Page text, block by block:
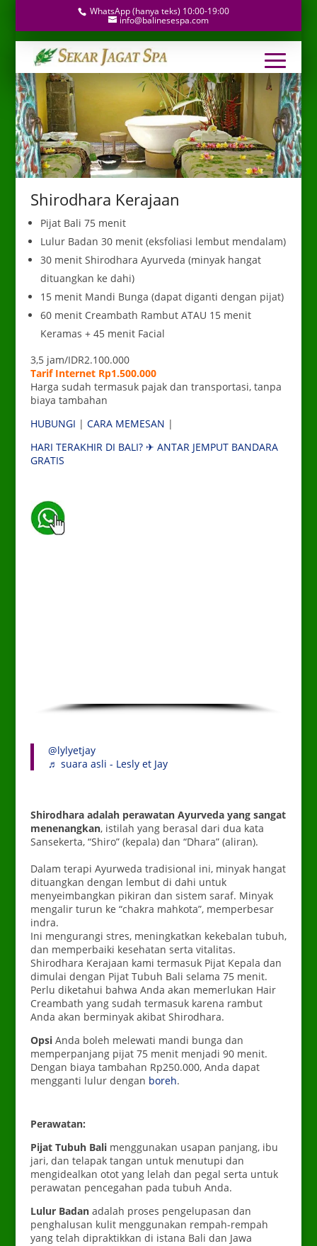
WhatsApp (hanya teks) 10:00-19:00
info@balinesespa.com
Shirodhara Kerajaan
Pijat Bali 75 menit
Lulur Badan 30 menit (eksfoliasi lembut mendalam)
30 menit Shirodhara Ayurveda (minyak hangat
dituangkan ke dahi)
15 menit Mandi Bunga (dapat diganti dengan pijat)
60 menit Creambath Rambut ATAU 15 menit
Keramas + 45 menit Facial
3,5 jam/IDR2.100.000
Tarif Internet Rp1.500.000
Harga sudah termasuk pajak dan transportasi, tanpa
biaya tambahan
HUBUNGI | CARA MEMESAN |
HARI TERAKHIR DI BALI? ✈ ANTAR JEMPUT BANDARA
GRATIS
@lylyetjay
♬ suara asli - Lesly et Jay
Shirodhara adalah perawatan Ayurveda yang sangat
menenangkan, istilah yang berasal dari dua kata
Sansekerta, “Shiro” (kepala) dan “Dhara” (aliran).
Dalam terapi Ayurweda tradisional ini, minyak hangat
dituangkan dengan lembut di dahi untuk
menyeimbangkan pikiran dan sistem saraf. Minyak
mengalir turun ke “chakra mahkota”, memperbesar
indra.
Ini mengurangi stres, meningkatkan kekebalan tubuh,
dan memperbaiki kesehatan serta vitalitas.
Shirodhara Kerajaan kami termasuk Pijat Kepala dan
dimulai dengan Pijat Tubuh Bali selama 75 menit.
Perlu diketahui bahwa Anda akan memerlukan Hair
Creambath yang sudah termasuk karena rambut
Anda akan berminyak akibat Shirodhara.
OpsiAnda boleh melewati mandi bunga dan
memperpanjang pijat 75 menit menjadi 90 menit.
Dengan biaya tambahan Rp250.000, Anda dapat
mengganti lulur dengan boreh.
Perawatan:
Pijat Tubuh Balimenggunakan usapan panjang, ibu
jari, dan telapak tangan untuk menutupi dan
mengidealkan otot yang lelah dan pegal serta untuk
perawatan pencegahan pada tubuh Anda.
Lulur Badanadalah proses pengelupasan dan
penghalusan kulit menggunakan rempah-rempah
yang telah dipraktikkan di istana Bali dan Jawa